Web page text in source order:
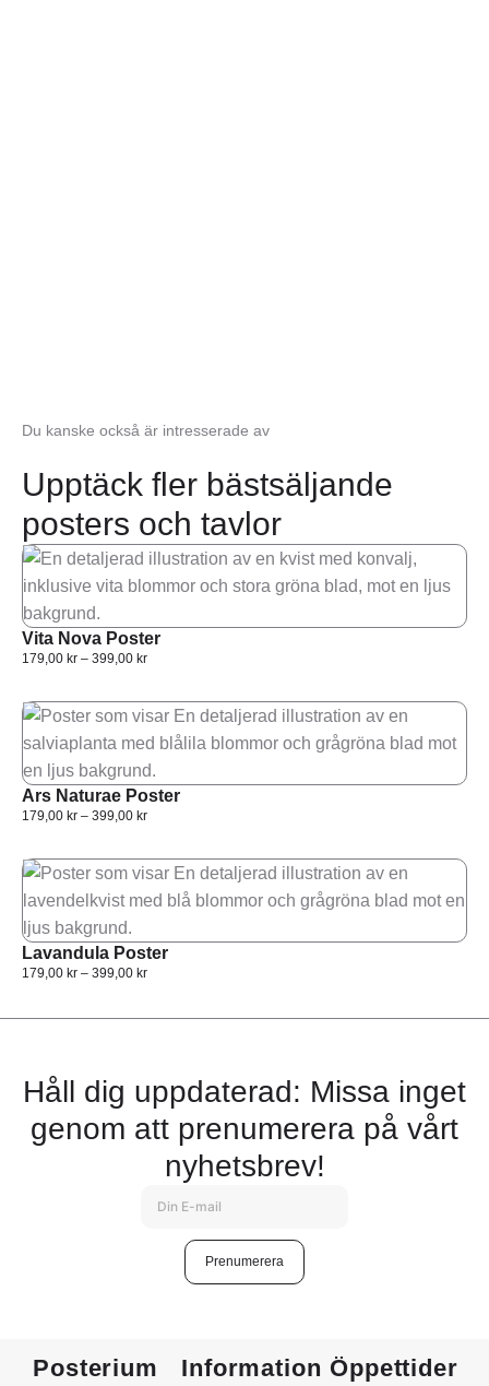
Du kanske också är intresserade av
Upptäck fler bästsäljande
posters och tavlor
Vita Nova Poster
179,00 kr – 399,00 kr
Ars Naturae Poster
179,00 kr – 399,00 kr
Lavandula Poster
179,00 kr – 399,00 kr
Håll dig uppdaterad: Missa inget
genom att prenumerera på vårt
nyhetsbrev!
Prenumerera
Posterium Information Öppettider